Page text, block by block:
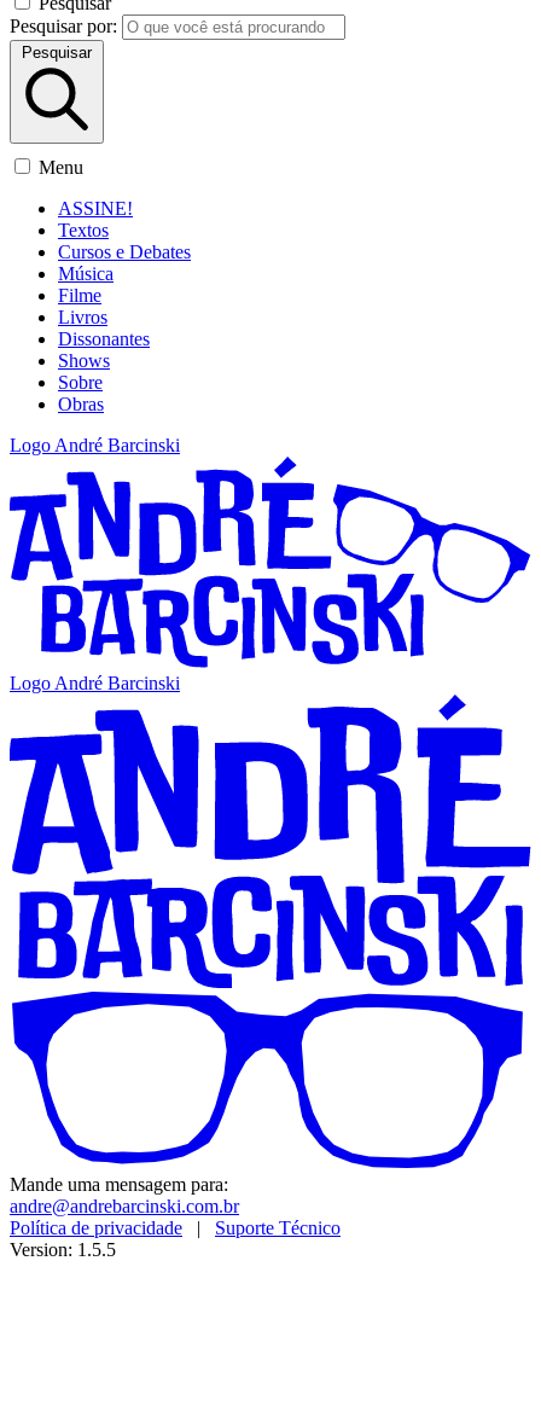
Pesquisar por:
Pesquisar
Menu
ASSINE!
Textos
Cursos e Debates
Música
Filme
Livros
Dissonantes
Shows
Sobre
Obras
Logo André Barcinski
Logo André Barcinski
Mande uma mensagem para:
andre@andrebarcinski.com.br
Política de privacidade | Suporte Técnico
Version: 1.5.5